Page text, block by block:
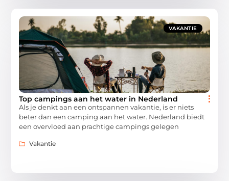
VAKANTIE
Top campings aan het water in Nederland
Als je denkt aan een ontspannen vakantie, is er niets
beter dan een camping aan het water. Nederland biedt
een overvloed aan prachtige campings gelegen
Vakantie